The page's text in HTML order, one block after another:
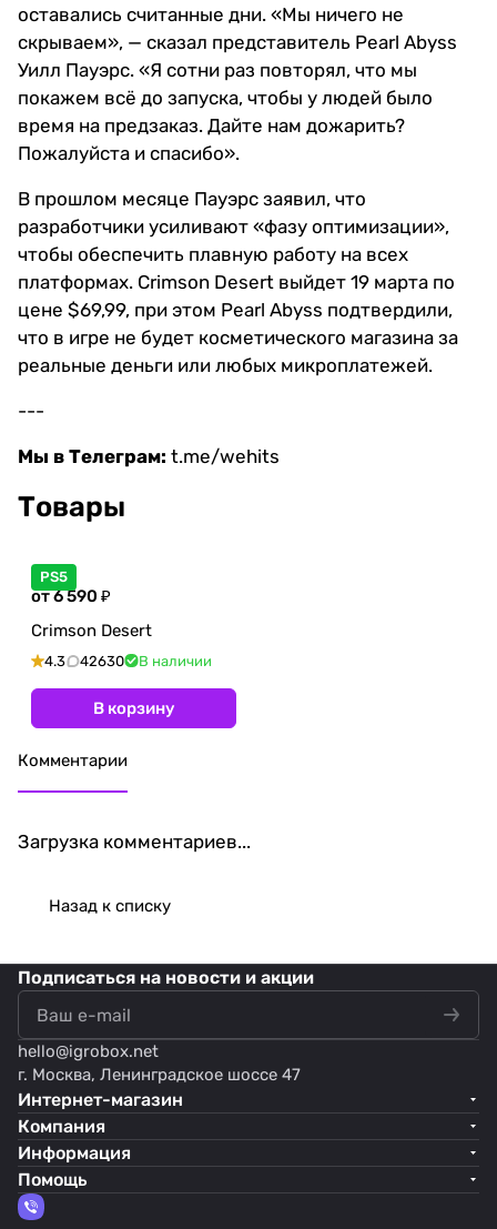
оставались считанные дни. «Мы ничего не
скрываем», — сказал представитель Pearl Abyss
Уилл Пауэрс. «Я сотни раз повторял, что мы
покажем всё до запуска, чтобы у людей было
время на предзаказ. Дайте нам дожарить?
Пожалуйста и спасибо».
В прошлом месяце Пауэрс заявил, что
разработчики усиливают «фазу оптимизации»,
чтобы обеспечить плавную работу на всех
платформах. Crimson Desert выйдет 19 марта по
цене $69,99, при этом Pearl Abyss подтвердили,
что в игре не будет косметического магазина за
реальные деньги или любых микроплатежей.
---
Мы в Телеграм: t.me/wehits
Товары
PS5
от 6 590 ₽
Crimson Desert
4.3 42630 В наличии
В корзину
Комментарии
Загрузка комментариев...
Назад к списку
Подписаться на новости и акции
hello@igrobox.net
г. Москва, Ленинградское шоссе 47
Интернет-магазин
Компания
Информация
Помощь